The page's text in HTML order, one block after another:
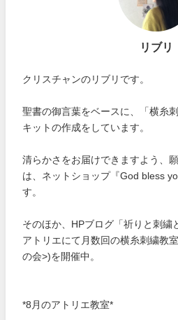
リブリ
クリスチャンのリブリです。
聖書の御言葉をベースに、「横糸
キットの作成をしています。
清らかさをお届けできますよう、
は、ネットショップ『God bless
す。
そのほか、HPブログ「祈りと刺繍
アトリエにて月数回の横糸刺繍教
の会>)を開催中。
*8月のアトリエ教室*